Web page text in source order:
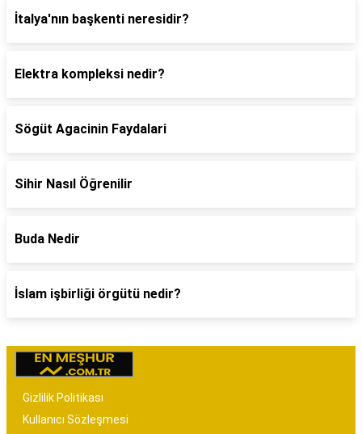
İtalya'nın başkenti neresidir?
Elektra kompleksi nedir?
Sögüt Agacinin Faydalari
Sihir Nasıl Öğrenilir
Buda Nedir
İslam işbirliği örgütü nedir?
Gizlilik Politikası
Kullanıcı Sözleşmesi